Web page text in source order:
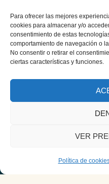
Para ofrecer las mejores
cookies para almacenar y/o
consentimiento de estas
comportamiento de navegación o
No consentir o retirar el
ciertas características y funciones.
VER
Política de
Programas
Formaciones
Masterclass
Email
Política